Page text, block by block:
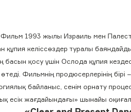
1993 жылы Израиль мен
құпия келіссөздер туралы
басын қосу үшін Ослода құпия
Фильмнің продюсерлерінің
байланыс, сенім орнату
есік жағдайындағы» шынайы